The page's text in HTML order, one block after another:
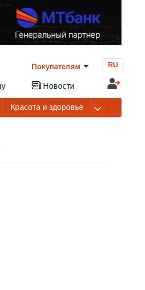
Покупателям
Новости
RU
Красота и здоровье